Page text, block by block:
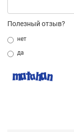
Полезный отзыв?
нет
да